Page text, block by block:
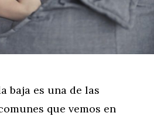
baja es una de las
que vemos en